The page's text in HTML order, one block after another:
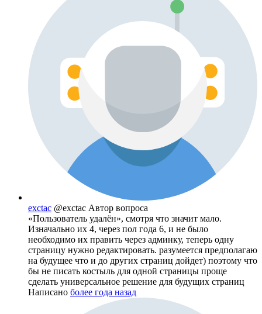
exctac @exctac Автор вопроса
«Пользователь удалён», смотря что значит мало.
Изначально их 4, через пол года 6, и не было
необходимо их править через админку, теперь одну
страницу нужно редактировать. разумеется предполагаю
на будущее что и до других страниц дойдет) поэтому что
бы не писать костыль для одной страницы проще
сделать универсальное решение для будущих страниц
Написано более года назад